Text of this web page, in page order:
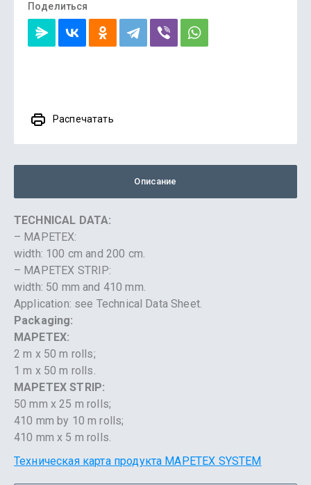
Поделиться
Распечатать
Описание
TECHNICAL DATA:
– MAPETEX:
width: 100 cm and 200 cm.
– MAPETEX STRIP:
width: 50 mm and 410 mm.
Application: see Technical Data Sheet.
Packaging:
MAPETEX:
2 m x 50 m rolls;
1 m x 50 m rolls.
MAPETEX STRIP:
50 mm x 25 m rolls;
410 mm by 10 m rolls;
410 mm x 5 m rolls.
Техническая карта продукта MAPETEX SYSTEM